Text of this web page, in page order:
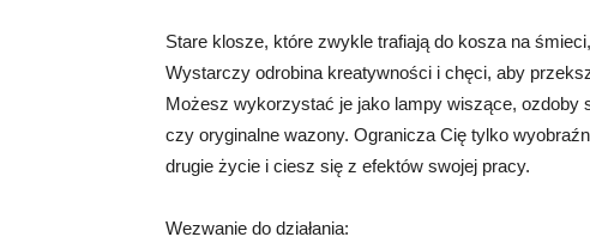
Stare klosze, które zwykle trafiają do kosza na
Wystarczy odrobina kreatywności i chęci, aby
Możesz wykorzystać je jako lampy wiszące, ozdoby
czy oryginalne wazony. Ogranicza Cię tylko
drugie życie i ciesz się z efektów swojej pracy.
Wezwanie do działania: